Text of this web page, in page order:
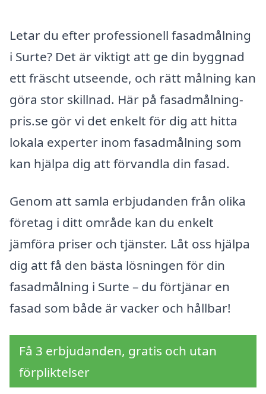
Letar du efter professionell fasadmålning
i Surte? Det är viktigt att ge din byggnad
ett fräscht utseende, och rätt målning kan
göra stor skillnad. Här på fasadmålning-
pris.se gör vi det enkelt för dig att hitta
lokala experter inom fasadmålning som
kan hjälpa dig att förvandla din fasad.
Genom att samla erbjudanden från olika
företag i ditt område kan du enkelt
jämföra priser och tjänster. Låt oss hjälpa
dig att få den bästa lösningen för din
fasadmålning i Surte – du förtjänar en
fasad som både är vacker och hållbar!
Få 3 erbjudanden, gratis och utan
förpliktelser